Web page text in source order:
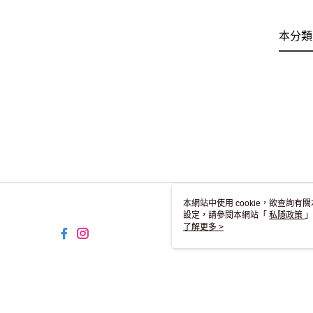
本分
本網站中使用 cookie，欲查詢有
設定，請參閱本網站「 私隱政策
用 cookie。
了解更多 >